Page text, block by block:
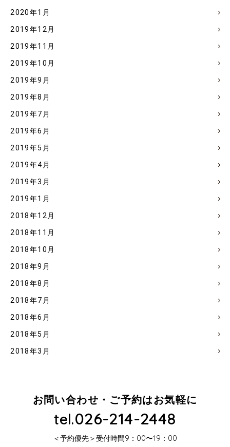
2020年1月
2019年12月
2019年11月
2019年10月
2019年9月
2019年8月
2019年7月
2019年6月
2019年5月
2019年4月
2019年3月
2019年1月
2018年12月
2018年11月
2018年10月
2018年9月
2018年8月
2018年7月
2018年6月
2018年5月
2018年3月
お問い合わせ・ご予約はお気軽に
tel.026-214-2448
＜予約優先＞受付時間9：00〜19：00